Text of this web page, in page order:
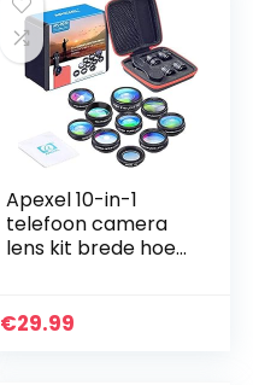
Apexel 10-in-1
telefoon camera
lens kit brede hoek
telephoto lens,
€29.99